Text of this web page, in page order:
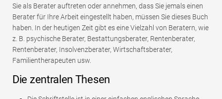
Sie als Berater auftreten oder annehmen, dass Sie jemals einen
Berater für Ihre Arbeit eingestellt haben, müssen Sie dieses Buch
haben. In der heutigen Zeit gibt es eine Vielzahl von Beratern, wie
z. B. psychische Berater, Bestattungsberater, Rentenberater,
Rentenberater, Insolvenzberater, Wirtschaftsberater,
Familientherapeuten usw.
Die zentralen Thesen